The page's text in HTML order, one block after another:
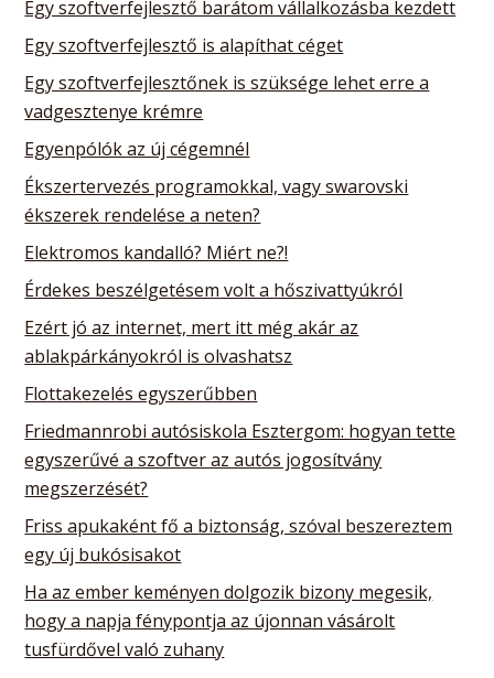
Egy szoftverfejlesztő barátom vállalkozásba kezdett
Egy szoftverfejlesztő is alapíthat céget
Egy szoftverfejlesztőnek is szüksége lehet erre a
vadgesztenye krémre
Egyenpólók az új cégemnél
Ékszertervezés programokkal, vagy swarovski
ékszerek rendelése a neten?
Elektromos kandalló? Miért ne?!
Érdekes beszélgetésem volt a hőszivattyúkról
Ezért jó az internet, mert itt még akár az
ablakpárkányokról is olvashatsz
Flottakezelés egyszerűbben
Friedmannrobi autósiskola Esztergom: hogyan tette
egyszerűvé a szoftver az autós jogosítvány
megszerzését?
Friss apukaként fő a biztonság, szóval beszereztem
egy új bukósisakot
Ha az ember keményen dolgozik bizony megesik,
hogy a napja fénypontja az újonnan vásárolt
tusfürdővel való zuhany